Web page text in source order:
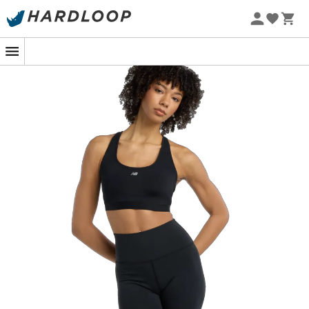
Sommarerbjudanden 🔥 -5 % EXTRA vid köp av 2 produkter*
Vid startlinjen av ett lopp mitt i skogen slår hjärtat lika
snabbt som stegen som väntar.Sport-BH:n NB
är din utvalda allierade för att förvandla
varje steg till ett ögonblick av ren prestation. Designad
för högintensiva aktiviteter, erbjuder den optimalt stöd
tack vare sina material av högsta kvalitet. Du är redo att
erövra varje stig utan minsta tvekan.
Denna Sport-BH är inte bara en enkel utrustning, utan
en riktig kompanjon i dina sportprestationer. Dess
avancerade kompressionsteknik ger exceptionellt stöd,
medan det andningsbara tyget avlägsnar fukt och
håller dig torr även under de mest intensiva
ansträngningarna. För dem som söker att kombinera